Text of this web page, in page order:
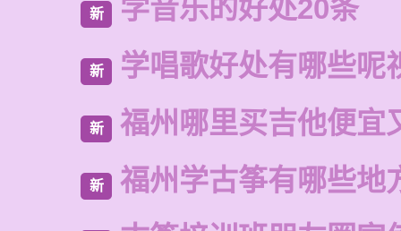
新 学音乐的好处20条
新 学唱歌好处有哪些呢
新 福州哪里买吉他便宜
新 福州学古筝有哪些地